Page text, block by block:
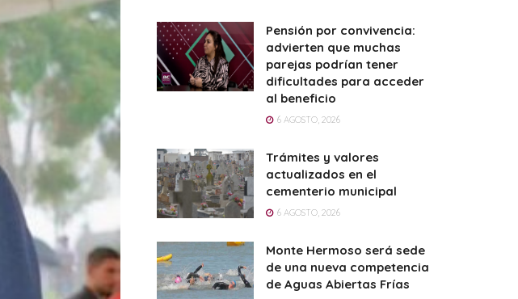
Pensión por convivencia:
advierten que muchas
parejas podrían tener
dificultades para acceder
al beneficio
6 AGOSTO, 2026
Trámites y valores
actualizados en el
cementerio municipal
6 AGOSTO, 2026
Monte Hermoso será sede
de una nueva competencia
de Aguas Abiertas Frías